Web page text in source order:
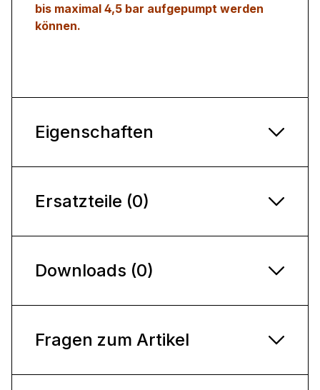
bis maximal 4,5 bar aufgepumpt werden
können.
Eigenschaften
Ersatzteile (0)
Downloads (0)
Fragen zum Artikel